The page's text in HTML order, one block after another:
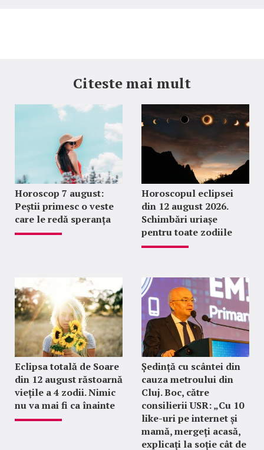
Citeste mai mult
Horoscop 7 august:
Peștii primesc o veste
care le redă speranța
Horoscopul eclipsei
din 12 august 2026.
Schimbări uriașe
pentru toate zodiile
Eclipsa totală de Soare
din 12 august răstoarnă
viețile a 4 zodii. Nimic
nu va mai fi ca înainte
Ședință cu scântei din
cauza metroului din
Cluj. Boc, către
consilierii USR: „Cu 10
like-uri pe internet și
mamă, mergeți acasă,
explicați la soție cât de